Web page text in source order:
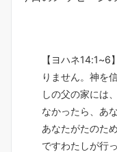
【ヨハネ
りません。神を
しの父の家には
なかったら、あ
あなたがたのた
ですわたしが行